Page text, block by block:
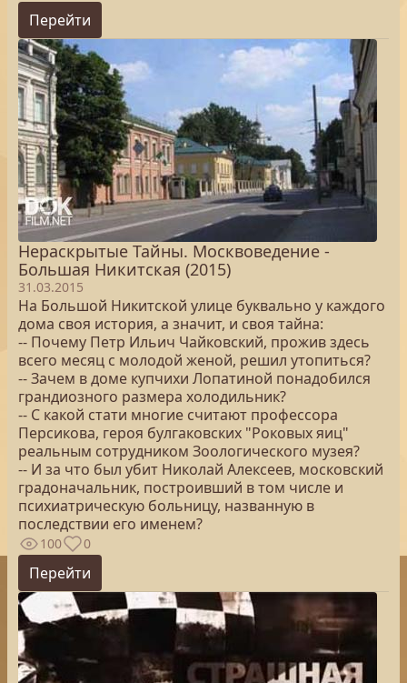
Перейти
Нераскрытые Тайны. Москвоведение -
Большая Никитская (2015)
31.03.2015
На Большой Никитской улице буквально у каждого
дома своя история, а значит, и своя тайна:
-- Почему Петр Ильич Чайковский, прожив здесь
всего месяц с молодой женой, решил утопиться?
-- Зачем в доме купчихи Лопатиной понадобился
грандиозного размера холодильник?
-- С какой стати многие считают профессора
Персикова, героя булгаковских "Роковых яиц"
реальным сотрудником Зоологического музея?
-- И за что был убит Николай Алексеев, московский
градоначальник, построивший в том числе и
психиатрическую больницу, названную в
последствии его именем?
100 0
Перейти